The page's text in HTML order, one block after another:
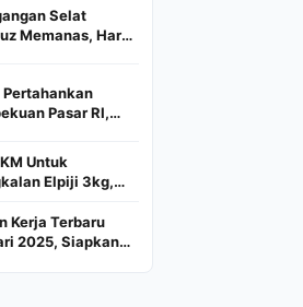
JutaSelat
Memanas, Harga
Pertahankan
Pasar RI,
Untuk
Elpiji 3kg,
Kerja Terbaru
2025, Siapkan